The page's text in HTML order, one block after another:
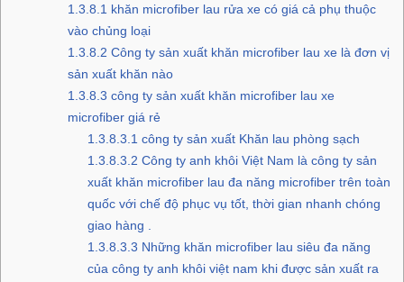
1.3.8.1 khăn microfiber lau rửa xe có giá cả phụ thuộc
vào chủng loại
1.3.8.2 Công ty sản xuất khăn microfiber lau xe là đơn vị
sản xuất khăn nào
1.3.8.3 công ty sản xuất khăn microfiber lau xe
microfiber giá rẻ
1.3.8.3.1 công ty sản xuất Khăn lau phòng sạch
1.3.8.3.2 Công ty anh khôi Việt Nam là công ty sản
xuất khăn microfiber lau đa năng microfiber trên toàn
quốc với chế độ phục vụ tốt, thời gian nhanh chóng
giao hàng .
1.3.8.3.3 Những khăn microfiber lau siêu đa năng
của công ty anh khôi việt nam khi được sản xuất ra